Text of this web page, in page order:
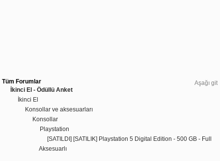
Aşağı git
Tüm Forumlar
İkinci El - Ödüllü Anket
İkinci El
Konsollar ve aksesuarları
Konsollar
Playstation
[SATILDI] [SATILIK] Playstation 5 Digital Edition - 500 GB - Full
Aksesuarlı